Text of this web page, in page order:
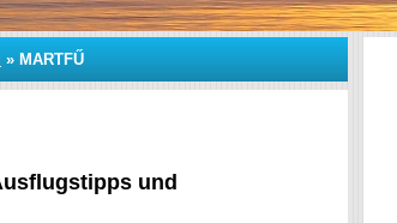
» MARTFŰ
und